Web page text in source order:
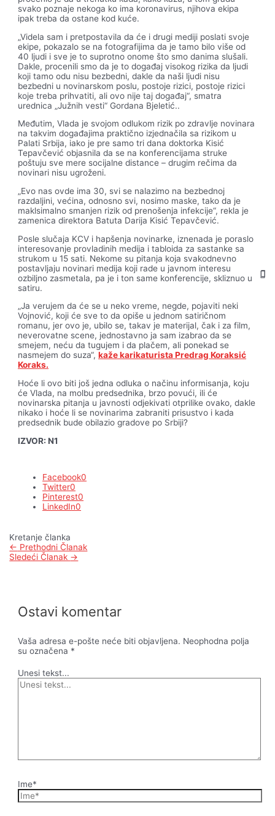
svako poznaje nekoga ko ima koronavirus, njihova ekipa
ipak treba da ostane kod kuće.
„Videla sam i pretpostavila da će i drugi mediji poslati svoje
ekipe, pokazalo se na fotografijima da je tamo bilo više od
40 ljudi i sve je to suprotno onome što smo danima slušali.
Dakle, procenili smo da je to događaj visokog rizika da ljudi
koji tamo odu nisu bezbedni, dakle da naši ljudi nisu
bezbedni u novinarskom poslu, postoje rizici, postoje rizici
koje treba prihvatiti, ali ovo nije taj događaj“, smatra
urednica „Južnih vesti“ Gordana Bjeletić..
Međutim, Vlada je svojom odlukom rizik po zdravlje novinara
na takvim događajima praktično izjednačila sa rizikom u
Palati Srbija, iako je pre samo tri dana doktorka Kisić
Tepavčević objasnila da se na konferencijama struke
poštuju sve mere socijalne distance – drugim rečima da
novinari nisu ugroženi.
„Evo nas ovde ima 30, svi se nalazimo na bezbednoj
razdaljini, većina, odnosno svi, nosimo maske, tako da je
maklsimalno smanjen rizik od prenošenja infekcije“, rekla je
zamenica direktora Batuta Darija Kisić Tepavčević.
Posle slučaja KCV i hapšenja novinarke, iznenada je poraslo
interesovanje provladinih medija i tabloida za sastanke sa
strukom u 15 sati. Nekome su pitanja koja svakodnevno
postavljaju novinari medija koji rade u javnom interesu
ozbiljno zasmetala, pa je i ton same konferencije, skliznuo u
satiru.
„Ja verujem da će se u neko vreme, negde, pojaviti neki
Vojnović, koji će sve to da opiše u jednom satiričnom
romanu, jer ovo je, ubilo se, takav je materijal, čak i za film,
neverovatne scene, jednostavno ja sam izabrao da se
smejem, neću da tugujem i da plačem, ali ponekad se
nasmejem do suza“,kaže karikaturista Predrag Koraksić
Koraks.
Hoće li ovo biti još jedna odluka o načinu informisanja, koju
će Vlada, na molbu predsednika, brzo povući, ili će
novinarska pitanja u javnosti odjekivati otprilike ovako, dakle
nikako i hoće li se novinarima zabraniti prisustvo i kada
predsednik bude obilazio gradove po Srbiji?
IZVOR: N1
Facebook0
Twitter0
Pinterest0
LinkedIn0
Kretanje članka
← Prethodni Članak
Sledeći Članak →
Ostavi komentar
Vaša adresa e-pošte neće biti objavljena. Neophodna polja
su označena *
Unesi tekst...
Ime*